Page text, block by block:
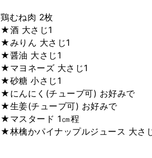
鶏むね肉 2枚
★酒 大さじ1
★みりん 大さじ1
★醤油 大さじ1
★マヨネーズ 大さじ1
★砂糖 小さじ1
★にんにく(チューブ可) お好みで
★生姜(チューブ可) お好みで
★マスタード 1㎝程
★林檎かパイナップルジュース 大さ